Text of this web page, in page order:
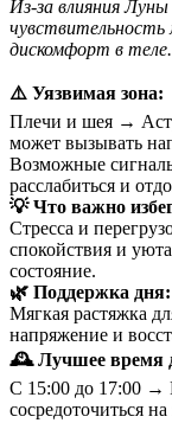
Из-за влияния
дискомфорт в теле.
⚠️ Уязвимая зона:
Плечи и шея →
может вызывать
Возможные
расслабиться и
💡 Что важно
Стресса и
спокойствия и
состояние.
🌿 Поддержка дня:
Мягкая растяжка
напряжение и
🕰 Лучшее время
С 15:00 до 17:00 →
сосредоточиться